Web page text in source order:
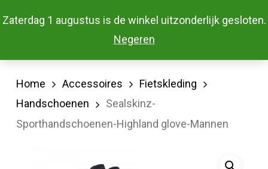
Zaterdag 1 augustus is de winkel uitzonderlijk gesloten.
Negeren
to
Menu
Home Accessoires
Fietskleding
Handschoenen
Sealskinz-
Sporthandschoenen-Highland glove-Mannen
Menu